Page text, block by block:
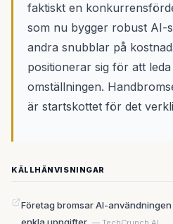
faktiskt en
som nu bygger robust AI-
andra snubblar på
positionerar sig för att
omställningen.
är startskottet för det
KÄLLHÄNVISNINGAR
Företag bromsar AI-